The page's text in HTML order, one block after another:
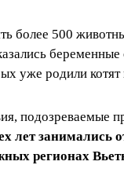
более 500
беременные
уже родили котят
подозреваемые
лет занимались
регионах